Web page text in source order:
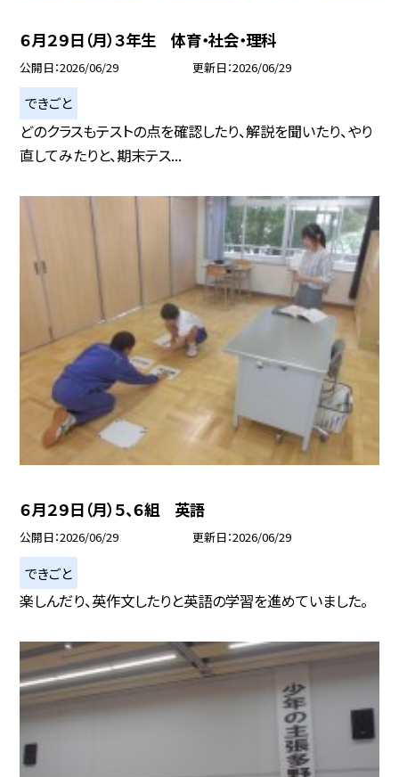
６月２９日（月）３年生 体育・社会・理科
公開日 2026/06/29 更新日 2026/06/29
できごと
どのクラスもテストの点を確認したり、解説を聞いたり、やり
直してみたりと、期末テス...
６月２９日（月）５、６組 英語
公開日 2026/06/29 更新日 2026/06/29
できごと
楽しんだり、英作文したりと英語の学習を進めていました。